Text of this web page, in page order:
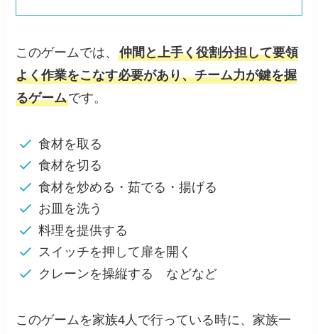
このゲームでは、仲間と上手く役割分担して要領
よく作業をこなす必要があり、チーム力が鍵を握
るゲームです。
食材を取る
食材を切る
食材を炒める・茹でる・揚げる
お皿を洗う
料理を提供する
スイッチを押して扉を開く
クレーンを操縦する などなど
このゲームを家族4人で行っている時に、家族一